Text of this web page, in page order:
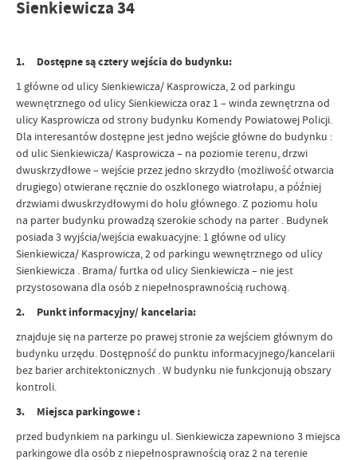
Sienkiewicza 34
1. Dostępne są cztery wejścia do budynku:
1 główne od ulicy Sienkiewicza/ Kasprowicza, 2 od parkingu
wewnętrznego od ulicy Sienkiewicza oraz 1 – winda zewnętrzna od
ulicy Kasprowicza od strony budynku Komendy Powiatowej Policji.
Dla interesantów dostępne jest jedno wejście główne do budynku :
od ulic Sienkiewicza/ Kasprowicza – na poziomie terenu, drzwi
dwuskrzydłowe – wejście przez jedno skrzydło (możliwość otwarcia
drugiego) otwierane ręcznie do oszklonego wiatrołapu, a później
drzwiami dwuskrzydłowymi do holu głównego. Z poziomu holu
na parter budynku prowadzą szerokie schody na parter . Budynek
posiada 3 wyjścia/wejścia ewakuacyjne: 1 główne od ulicy
Sienkiewicza/ Kasprowicza, 2 od parkingu wewnętrznego od ulicy
Sienkiewicza . Brama/ furtka od ulicy Sienkiewicza – nie jest
przystosowana dla osób z niepełnosprawnością ruchową.
2. Punkt informacyjny/ kancelaria:
znajduje się na parterze po prawej stronie za wejściem głównym do
budynku urzędu. Dostępność do punktu informacyjnego/kancelarii
bez barier architektonicznych . W budynku nie funkcjonują obszary
kontroli.
3. Miejsca parkingowe :
przed budynkiem na parkingu ul. Sienkiewicza zapewniono 3 miejsca
parkingowe dla osób z niepełnosprawnością oraz 2 na terenie